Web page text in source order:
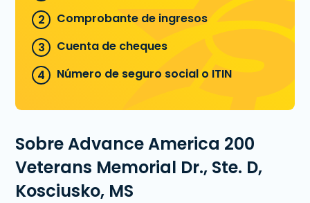
Comprobante de ingresos
Cuenta de cheques
Número de seguro social o ITIN
Sobre Advance America 200
Veterans Memorial Dr., Ste. D,
Kosciusko, MS